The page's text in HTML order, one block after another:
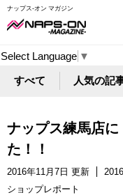
ナップス-オン マガジン
Select Language ▼
すべて 人気の記
ナップス練馬店
た！！
2016年11月7日 更新
ショップレポート